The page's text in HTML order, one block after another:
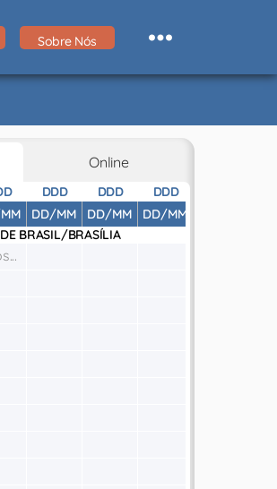
Sobre Nós
Online
DDD
DD/MM
DDD
DD/MM
DDD
DD/MM
BRASIL/BRASÍLIA